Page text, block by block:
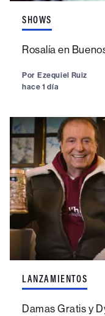
SHOWS
Rosalía en
Por Ezequiel Ruiz
hace 1 día
LANZAMIENTOS
Damas Gratis y